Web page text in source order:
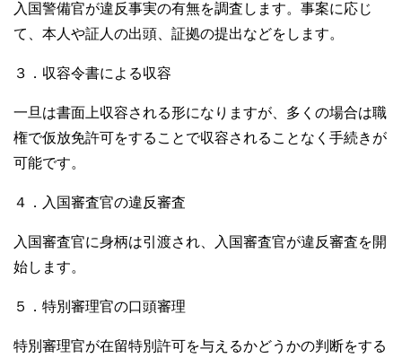
入国警備官が違反事実の有無を調査します。事案に応じ
て、本人や証人の出頭、証拠の提出などをします。
３．収容令書による収容
一旦は書面上収容される形になりますが、多くの場合は職
権で仮放免許可をすることで収容されることなく手続きが
可能です。
４．入国審査官の違反審査
入国審査官に身柄は引渡され、入国審査官が違反審査を開
始します。
５．特別審理官の口頭審理
特別審理官が在留特別許可を与えるかどうかの判断をする